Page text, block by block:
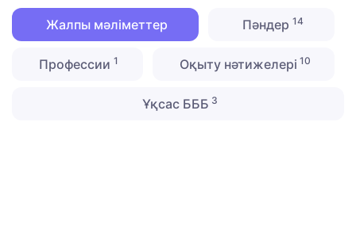
Жалпы мәліметтер Пәндер 14
Профессии1 Оқыту нәтижелері 10
Ұқсас БББ 3